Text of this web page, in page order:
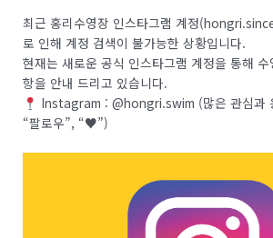
최근 홍리수영장 인스타그램 계정
로 인해 계정 검색이 불가능한 상황입니다.
현재는 새로운 공식 인스타그램 계정을 통해
항을 안내 드리고 있습니다.
Instagram : @hongri.swim (많은 관심과
“팔로우”, “♥”)